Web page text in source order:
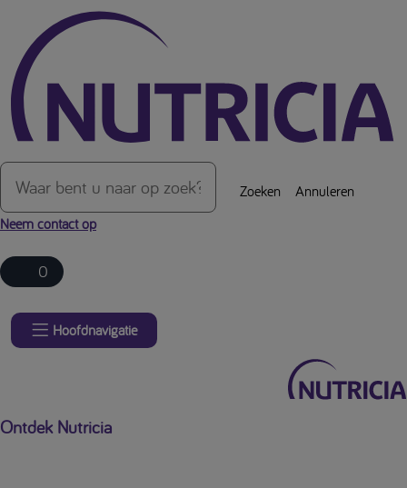
Over de inhoud van de pagina
Zoeken
Annuleren
Neem contact op
0
Hoofdnavigatie
Ontdek Nutricia